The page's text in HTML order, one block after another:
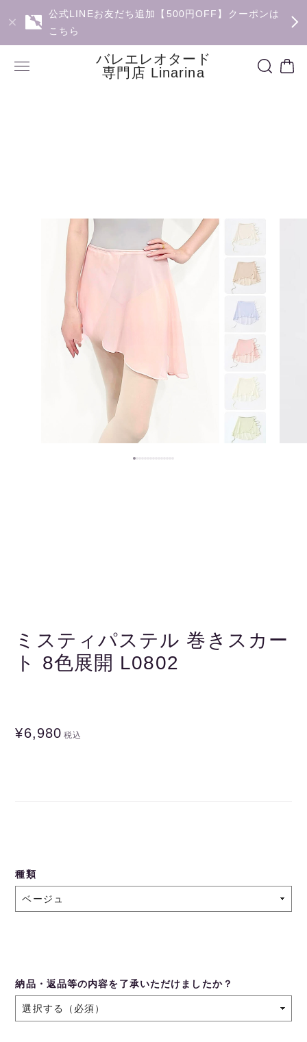
公式LINEお友だち追加【500円OFF】クーポンは
こちら
バレエレオタード
専門店 Linarina
ミスティパステル 巻きスカー
ト 8色展開 L0802
¥6,980 税込
種類
納品・返品等の内容を了承いただけましたか？